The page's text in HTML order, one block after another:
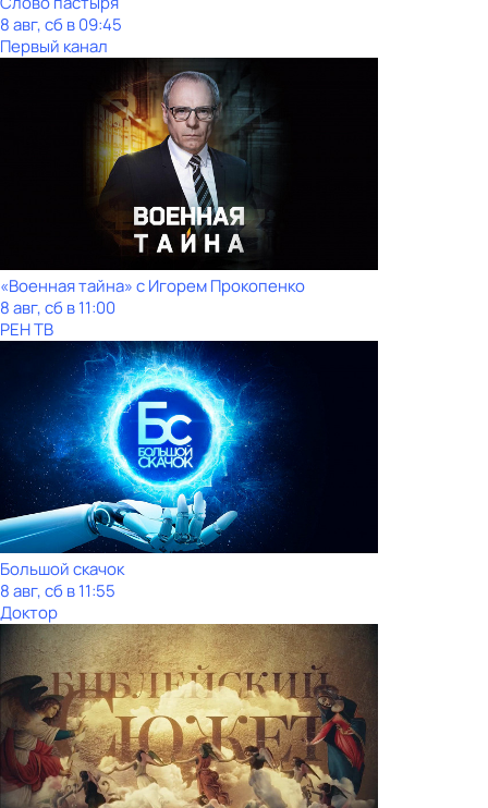
8 авг, сб в 09:45
Первый канал
«Военная тайна» с Игорем Прокопенко
8 авг, сб в 11:00
РЕН ТВ
Большой скачок
8 авг, сб в 11:55
Доктор